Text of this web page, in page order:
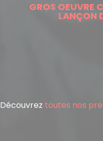
GROS OEUVRE
LANÇON
Découvrez toutes nos